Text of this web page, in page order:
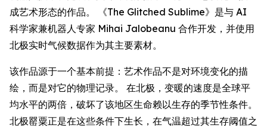
成艺术形态的作品。 《The Glitched Sublime》是与 AI
科学家兼机器人专家 Mihai Jalobeanu 合作开发，并使用
北极实时气候数据作为其主要素材。
该作品源于一个基本前提：艺术作品不是对环境变化的描
绘，而是对它的物理记录。 在北极，变暖的速度是全球平
均水平的两倍，破坏了该地区生命赖以生存的季节性条件。
北极罂粟正是在这些条件下生长，在气温超过其生存阈值之